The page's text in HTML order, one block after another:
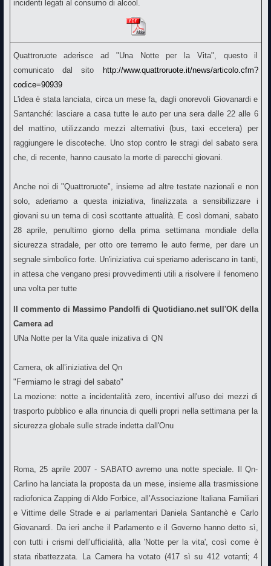
incidenti legati al consumo di alcool.
Quattroruote aderisce ad "Una Notte per la Vita", questo il
comunicato dal sito
http://www.quattroruote.it/news/articolo.cfm?
codice=90939
L'idea è stata lanciata, circa un mese fa, dagli onorevoli Giovanardi e
Santanché: lasciare a casa tutte le auto per una sera dalle 22 alle 6
del mattino, utilizzando mezzi alternativi (bus, taxi eccetera) per
raggiungere le discoteche. Uno stop contro le stragi del sabato sera
che, di recente, hanno causato la morte di parecchi giovani.
Anche noi di "Quattroruote", insieme ad altre testate nazionali e non
solo, aderiamo a questa iniziativa, finalizzata a sensibilizzare i
giovani su un tema di così scottante attualità. E così domani, sabato
28 aprile, penultimo giorno della prima settimana mondiale della
sicurezza stradale, per otto ore terremo le auto ferme, per dare un
segnale simbolico forte. Un'iniziativa cui speriamo aderiscano in tanti,
in attesa che vengano presi provvedimenti utili a risolvere il fenomeno
una volta per tutte
Il commento di Massimo Pandolfi di Quotidiano.net sull'OK della
Camera ad
UNa Notte per la Vita quale inizativa di QN
Camera, ok all’iniziativa del Qn
"Fermiamo le stragi del sabato"
La mozione: notte a incidentalità zero, incentivi all'uso dei mezzi di
trasporto pubblico e alla rinuncia di quelli propri nella settimana per la
sicurezza globale sulle strade indetta dall'Onu
Roma, 25 aprile 2007 - SABATO avremo una notte speciale. Il Qn-
Carlino ha lanciata la proposta da un mese, insieme alla trasmissione
radiofonica Zapping di Aldo Forbice, all’Associazione Italiana Familiari
e Vittime delle Strade e ai parlamentari Daniela Santanchè e Carlo
Giovanardi. Da ieri anche il Parlamento e il Governo hanno detto sì,
con tutti i crismi dell’ufficialità, alla 'Notte per la vita', così come è
stata ribattezzata. La Camera ha votato (417 sì su 412 votanti; 4